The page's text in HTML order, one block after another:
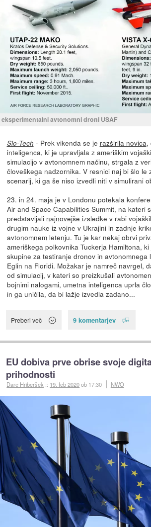
eksperimentalni avtonomni droni USAF
Slo-Tech - Prek vikenda se je razširila novica,
inteligenca, ki je upravljala z ameriškim
simulacijo v avtonomnem načinu, strgala z
človeškega nadzornika. V resnici naj bi šlo le
scenarij, ki ga še niso izvedli niti v simulirani
23. in 24. maja je v Londonu potekala
Air and Space Capabilities Summit, na kateri
predstavljali najnovejše izsledke v rabi
drugim nauke iz vojne v Ukrajini in zadnje
avtonomnem letenju. Tu je kar nekaj obrvi
ameriškega polkovnika Tuckerja Hamiltona,
skupine za testiranje dronov in avtonomnega
Eglin na Floridi. Možakar je namreč navrgel,
od simulacij, v kateri so preizkušali
bojnimi nalogami, umetna inteligenca uprla
in ga uničila, da bi lažje izvedla zadano...
Preberi več 9 komentarjev
EU dobiva prve obrise svoje
prihodnosti
Dare Hriberšek :: 19. feb 2020ob 17:30 NWO